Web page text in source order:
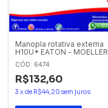
Manopla rotativa externa
H10U* EATON - MOELLER
CÓD: 6474
R$132,60
3 x de R$44,20 sem juros